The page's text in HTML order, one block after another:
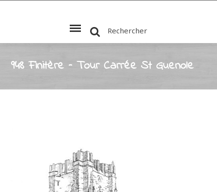
Rechercher
948 Finitère – Tour Carrée St Guenole